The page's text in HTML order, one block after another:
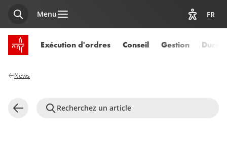
Recherche
Menu Afficher
FR
Accueil SPUERKEESS
Exécution d'ordres Conseil Gestion
News
Retour Recherchez un article